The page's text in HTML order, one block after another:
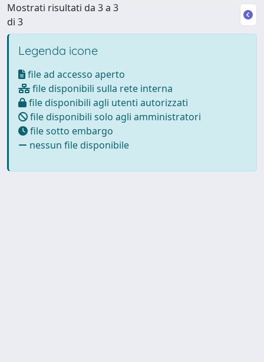
Mostrati risultati da 3 a 3
di 3
Legenda icone
file ad accesso aperto
file disponibili sulla rete interna
file disponibili agli utenti autorizzati
file disponibili solo agli amministratori
file sotto embargo
nessun file disponibile